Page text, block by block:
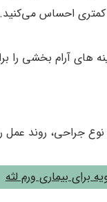
احساس می‌کنید.
های آرام بخشی را
نوع جراحی، روند
برای بیماری ورم لثه